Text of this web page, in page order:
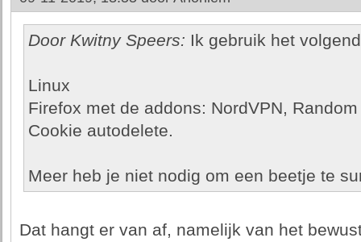
Door Kwitny Speers: Ik gebruik het
Linux
Firefox met de addons: NordVPN,
Cookie autodelete.
Meer heb je niet nodig om een beetje te
Dat hangt er van af, namelijk van het